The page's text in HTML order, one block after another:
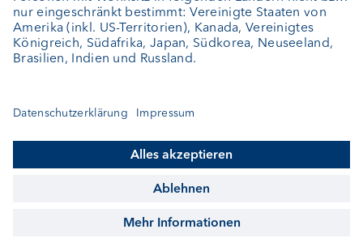
Newsletter
Geschäftsbericht
Cookie-Einstellungen
© VP Bank AG - Alle Rechte vorbehalten.
Disclaimer
Datenschutz